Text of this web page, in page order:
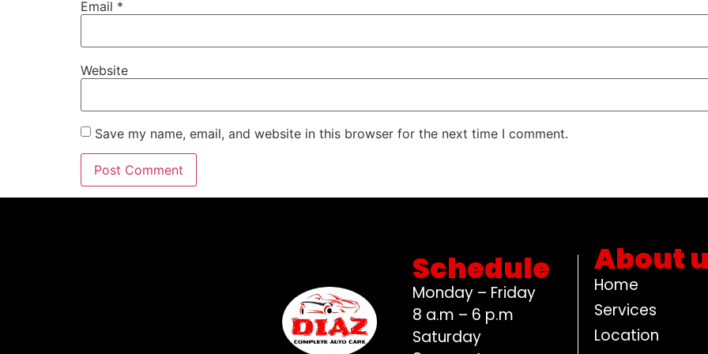
Email *
Website
Save my name, email, and website in this browser for the next time I comment.
Schedule
Monday – Friday
8 a.m – 6 p.m
Saturday
About
Home
Services
Location